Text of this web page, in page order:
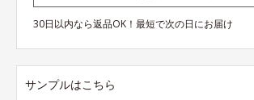
30日以内なら返品OK！最短で次の日にお届け
サンプルはこちら